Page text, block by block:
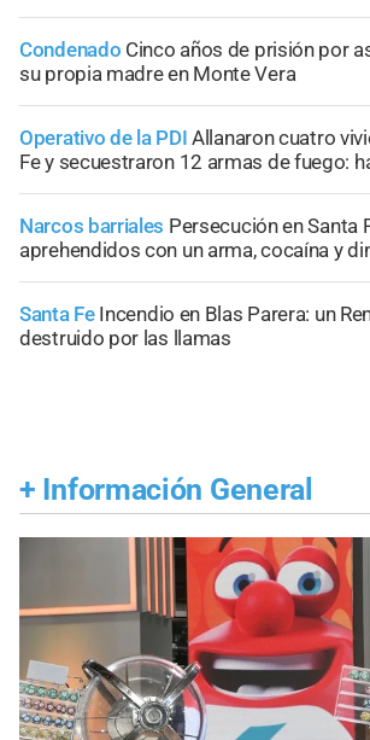
Condenado Cinco años de prisión por
su propia madre en Monte Vera
Operativo de la PDI Allanaron cuatro
Fe y secuestraron 12 armas de fuego:
Narcos barriales Persecución en Santa
aprehendidos con un arma, cocaína y
Santa Fe Incendio en Blas Parera: un
destruido por las llamas
+ Información General